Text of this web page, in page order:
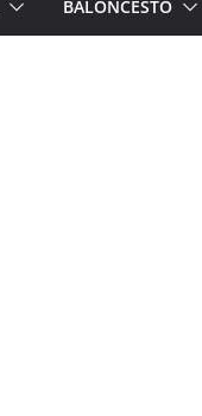
BALONCESTO